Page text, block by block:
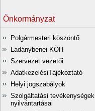
Önkormányzat
Polgármesteri köszöntő
Ladánybenei KÖH
Szervezet vezetői
AdatkezelésiTájékoztató
Helyi jogszabályok
Szolgáltatási tevékenységek
nyilvántartásai